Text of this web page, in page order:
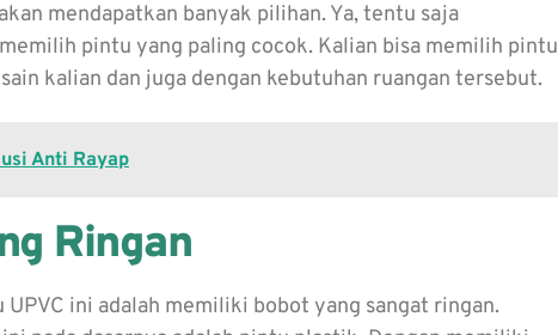
mendapatkan banyak pilihan. Ya, tentu saja
pintu yang paling cocok. Kalian bisa memilih pintu
kalian dan juga dengan kebutuhan ruangan tersebut.
Anti Rayap
Ringan
ini adalah memiliki bobot yang sangat ringan.